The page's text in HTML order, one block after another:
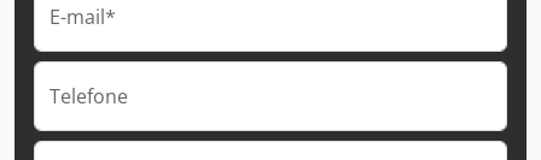
E-mail*
Telefone